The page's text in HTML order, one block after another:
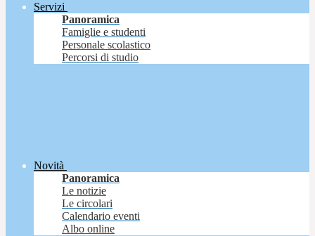
Servizi
Panoramica
Famiglie e studenti
Personale scolastico
Percorsi di studio
Novità
Panoramica
Le notizie
Le circolari
Calendario eventi
Albo online